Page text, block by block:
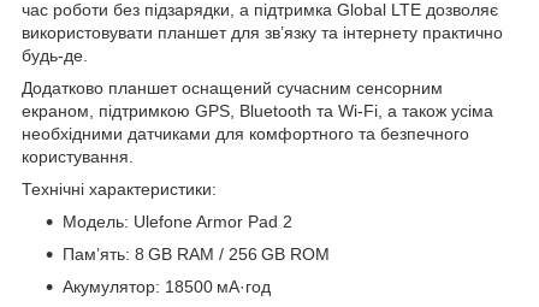
час роботи без підзарядки, а підтримка Global LTE дозволяє
використовувати планшет для зв’язку та інтернету практично
будь-де.
Додатково планшет оснащений сучасним сенсорним
екраном, підтримкою GPS, Bluetooth та Wi-Fi, а також усіма
необхідними датчиками для комфортного та безпечного
користування.
Технічні характеристики:
Модель: Ulefone Armor Pad 2
Пам’ять: 8 GB RAM / 256 GB ROM
Акумулятор: 18500 мА·год